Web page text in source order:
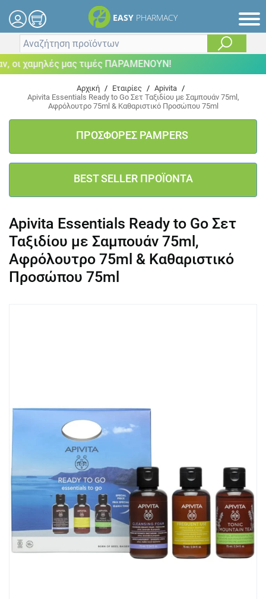
EASY PHARMACY
χαμηλές μας τιμές ΠΑΡΑΜΕΝΟΥΝ!
Αρχική / Εταιρίες / Apivita /
Apivita Essentials Ready to Go Σετ Ταξιδίου με Σαμπουάν 75ml,
Αφρόλουτρο 75ml & Καθαριστικό Προσώπου 75ml
ΠΡΟΣΦΟΡΕΣ PAMPERS
BEST SELLER ΠΡΟΪΟΝΤΑ
Apivita Essentials Ready to Go Σετ
Ταξιδίου με Σαμπουάν 75ml,
Αφρόλουτρο 75ml & Καθαριστικό
Προσώπου 75ml